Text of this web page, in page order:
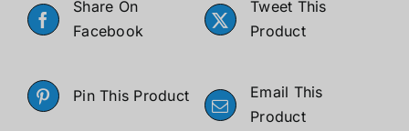
Share On
Facebook
Tweet This
Product
Pin This Product
Email This
Product